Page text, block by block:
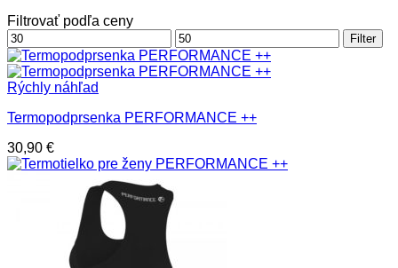
Filtrovať podľa ceny
Minimálna
cena
Maximálna
cena
Filter
Rýchly náhľad
Termopodprsenka PERFORMANCE ++
30,90 €